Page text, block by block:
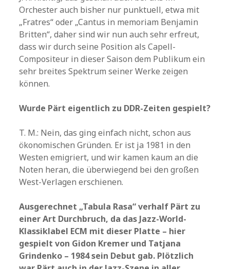
Orchester auch bisher nur punktuell, etwa mit
„Fratres“ oder „Cantus in memoriam Benjamin
Britten“, daher sind wir nun auch sehr erfreut,
dass wir durch seine Position als Capell-
Compositeur in dieser Saison dem Publikum ein
sehr breites Spektrum seiner Werke zeigen
können.
Wurde Pärt eigentlich zu DDR-Zeiten gespielt?
T. M.: Nein, das ging einfach nicht, schon aus
ökonomischen Gründen. Er ist ja 1981 in den
Westen emigriert, und wir kamen kaum an die
Noten heran, die überwiegend bei den großen
West-Verlagen erschienen.
Ausgerechnet „Tabula Rasa“ verhalf Pärt zu
einer Art Durchbruch, da das Jazz-World-
Klassiklabel ECM mit dieser Platte – hier
gespielt von Gidon Kremer und Tatjana
Grindenko – 1984 sein Debut gab. Plötzlich